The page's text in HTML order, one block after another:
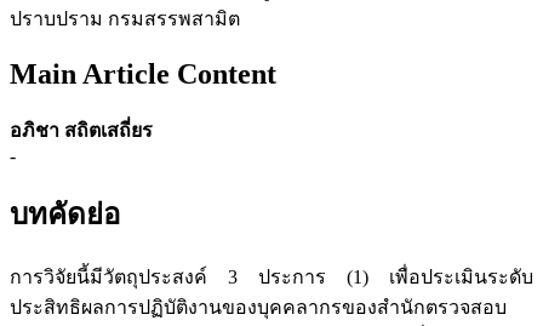
ปราบปราม กรมสรรพสามิต
Main Article Content
อภิชา สถิตเสถี่ยร
-
บทคัดย่อ
การวิจัยนี้มีวัตถุประสงค์ 3 ประการ (1) เพื่อประเมินระดับ
ประสิทธิผลการปฏิบัติงานของบุคคลากรของสำนักตรวจสอบ